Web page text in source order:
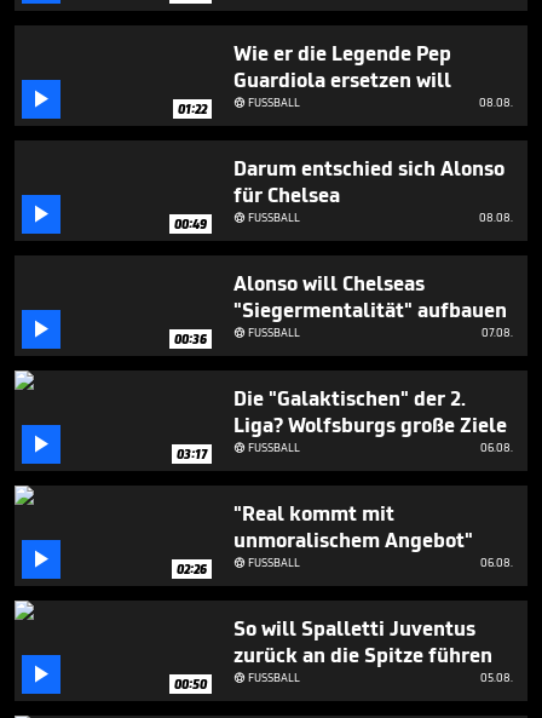
minutes,
1
 01:22
Wie er die Legende Pep
Guardiola ersetzen will
FUSSBALL 08.08.
 00:49
Darum entschied sich Alonso
für Chelsea
FUSSBALL 08.08.
 00:36
Alonso will Chelseas
"Siegermentalität" aufbauen
FUSSBALL 07.08.
 03:17
Die "Galaktischen" der 2.
Liga? Wolfsburgs große Ziele
FUSSBALL 06.08.
 02:26
"Real kommt mit
unmoralischem Angebot"
FUSSBALL 06.08.
 00:50
So will Spalletti Juventus
zurück an die Spitze führen
FUSSBALL 05.08.